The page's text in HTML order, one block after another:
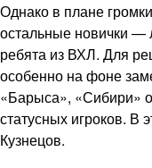
Однако в плане
остальные новички —
ребята из ВХЛ. Для
особенно на фоне
«Барыса», «Сибири»
статусных игроков. В
Кузнецов.